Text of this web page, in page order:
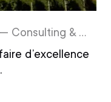
Corporate — Consulting & Branding
d’excellence